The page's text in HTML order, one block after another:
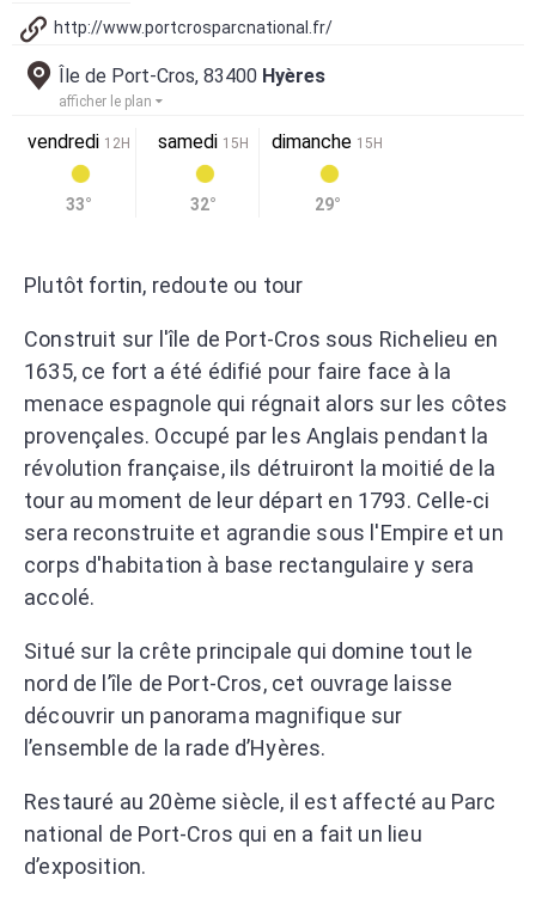
http://www.portcrosparcnational.fr/
Île de Port-Cros, 83400 Hyères
afficher le plan
vendredi 12H
33°
samedi 15H
32°
dimanche 15H
29°
Plutôt fortin, redoute ou tour
Construit sur l'île de Port-Cros sous Richelieu en
1635, ce fort a été édifié pour faire face à la
menace espagnole qui régnait alors sur les côtes
provençales. Occupé par les Anglais pendant la
révolution française, ils détruiront la moitié de la
tour au moment de leur départ en 1793. Celle-ci
sera reconstruite et agrandie sous l'Empire et un
corps d'habitation à base rectangulaire y sera
accolé.
Situé sur la crête principale qui domine tout le
nord de l’île de Port-Cros, cet ouvrage laisse
découvrir un panorama magnifique sur
l’ensemble de la rade d’Hyères.
Restauré au 20ème siècle, il est affecté au Parc
national de Port-Cros qui en a fait un lieu
d’exposition.